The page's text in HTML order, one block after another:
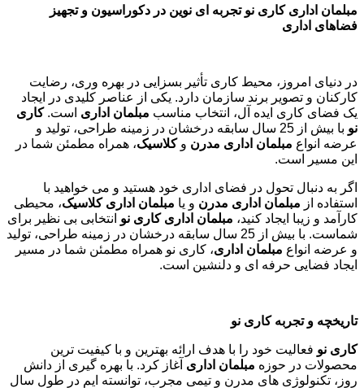
مبلمان اداری کاری نو تجربه ای نوین در دکوراسیون و تجهیز
فضاهای اداری
در دنیای امروز، محیط کاری تأثیر بسزایی در بهره وری، رضایت
کارکنان و تصویر برند سازمان دارد. یکی از عناصر کلیدی در ایجاد
یک فضای کاری ایده آل، انتخاب مناسب مبلمان اداری است.کاری
نو
با بیش از 25 سال سابقه درخشان در زمینه طراحی، تولید و
عرضه انواع مبلمان اداری مدرن وکلاسیک، همراه مطمئن شما در
این مسیر است.
اگر به دنبال تحول در فضای اداری خود هستید و می خواهید با
استفاده از مبلمان اداری مدرن و یا مبلمان اداری کلاسیک، محیطی
کارآمد و زیبا ایجاد کنید، مبلمان اداری کاری نو انتخابی بی نظیر برای
شماست. با بیش از 25 سال سابقه درخشان در زمینه طراحی، تولید
و عرضه انواع مبلمان اداری، کاری نو همراه مطمئن شما در مسیر
ایجاد فضایی حرفه ای و دلنشین است.
تاریخچه و تجربه کاری نو
کاری نو فعالیت خود را با هدف ارائه بهترین و با کیفیت ترین
محصولات در حوزه مبلمان اداری آغاز کرد. با بهره گیری از دانش
روز، تکنولوژی های مدرن و تیمی مجرب، توانسته ایم در طول سال